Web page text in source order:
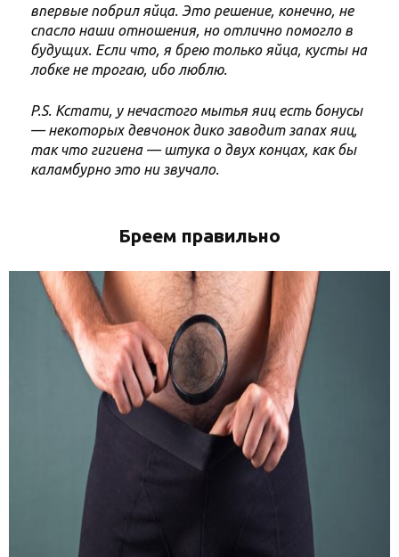
впервые побрил яйца. Это решение, конечно, не
спасло наши отношения, но отлично помогло в
будущих. Если что, я брею только яйца, кусты на
лобке не трогаю, ибо люблю.
P.S. Кстати, у нечастого мытья яиц есть бонусы
— некоторых девчонок дико заводит запах яиц,
так что гигиена — штука о двух концах, как бы
каламбурно это ни звучало.
Бреем правильно